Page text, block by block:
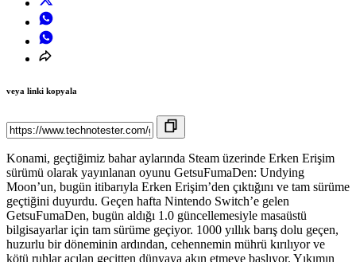
veya linki kopyala
Konami, geçtiğimiz bahar aylarında Steam üzerinde Erken Erişim
sürümü olarak yayınlanan oyunu GetsuFumaDen: Undying
Moon’un, bugün itibarıyla Erken Erişim’den çıktığını ve tam sürüme
geçtiğini duyurdu. Geçen hafta Nintendo Switch’e gelen
GetsuFumaDen, bugün aldığı 1.0 güncellemesiyle masaüstü
bilgisayarlar için tam sürüme geçiyor. 1000 yıllık barış dolu geçen,
huzurlu bir döneminin ardından, cehennemin mührü kırılıyor ve
kötü ruhlar açılan geçitten dünyaya akın etmeye başlıyor. Yıkımın